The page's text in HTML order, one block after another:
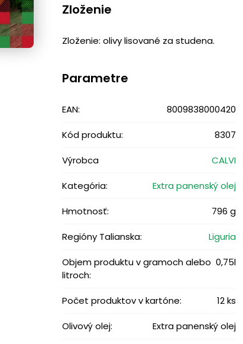
Zloženie
Zloženie: olivy lisované za studena.
Parametre
EAN: 8009838000420
Kód produktu: 8307
Výrobca CALVI
Kategória: Extra panenský olej
Hmotnosť: 796 g
Regióny Talianska: Liguria
Objem produktu v gramoch alebo
litroch:
0,75l
Počet produktov v kartóne: 12 ks
Olivový olej: Extra panenský olej